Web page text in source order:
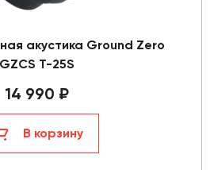
акустика Ground Zero
GZCS T-25S
14 990 ₽
В корзину